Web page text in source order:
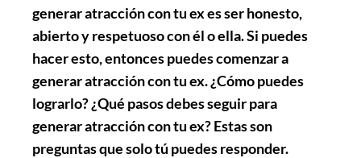
generar atracción con tu ex es ser honesto,
abierto y respetuoso con él o ella. Si puedes
hacer esto, entonces puedes comenzar a
generar atracción con tu ex. ¿Cómo puedes
lograrlo? ¿Qué pasos debes seguir para
generar atracción con tu ex? Estas son
preguntas que solo tú puedes responder.